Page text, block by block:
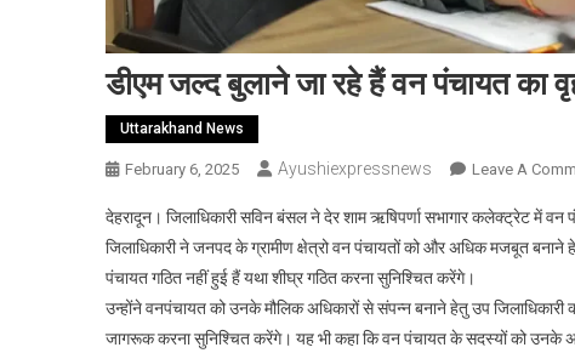
डीएम जल्द बुलाने जा रहे हैं वन पंचायत का
Uttarakhand News
February 6, 2025 Ayushiexpressnews Leave A
देहरादून। जिलाधिकारी सविन बंसल ने देर शाम ऋषिपर्णा सभागार कलेक्ट्रेट में
जिलाधिकारी ने जनपद के ग्रामीण क्षेत्रो वन पंचायतों को और अधिक मजबूत बनाने
पंचायत गठित नहीं हुई हैं यथा शीघ्र गठित करना सुनिश्चित करेंगे।
उन्होंने वनपंचायत को उनके मौलिक अधिकारों से संपन्न बनाने हेतु उप
जागरूक करना सुनिश्चित करेंगे। यह भी कहा कि वन पंचायत के सदस्यों को उनके